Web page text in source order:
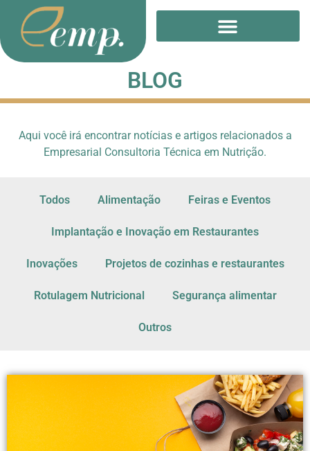
BLOG
Aqui você irá encontrar notícias e artigos relacionados a
Empresarial Consultoria Técnica em Nutrição.
Todos Alimentação Feiras e Eventos
Implantação e Inovação em Restaurantes
Inovações Projetos de cozinhas e restaurantes
Rotulagem Nutricional Segurança alimentar
Outros